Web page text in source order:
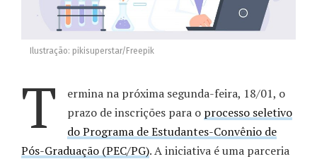
Ilustração: pikisuperstar/Freepik
T
ermina na próxima segunda-feira, 18/01, o
prazo de inscrições para o processo seletivo
do Programa de Estudantes-Convênio de
Pós-Graduação (PEC/PG). A iniciativa é uma parceria